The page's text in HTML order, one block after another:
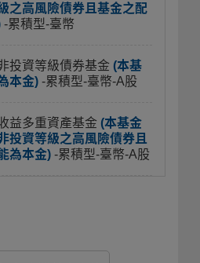
之高風險債券且基金之配
-累積型-臺幣
投資等級債券基金 (本基
本金) -累積型-臺幣-A股
益多重資產基金 (本基金
投資等級之高風險債券且
為本金) -累積型-臺幣-A股